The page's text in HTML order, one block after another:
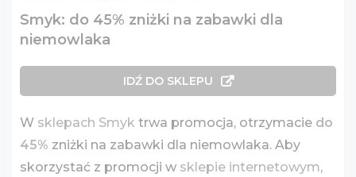
Smyk: do 45% zniżki na zabawki dla
niemowlaka
IDŹ DO SKLEPU
W sklepach Smyk trwa promocja, otrzymacie do
45% zniżki na zabawki dla niemowlaka. Aby
skorzystać z promocji w sklepie internetowym,